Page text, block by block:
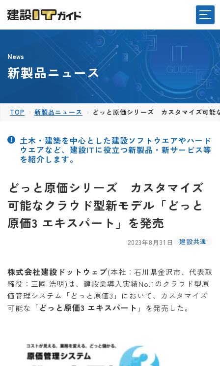
News
新製品ニュース
TOP 新製品ニュース どっと原価シリーズ カスタマイズ可能
土木・建築を中心とした建設ソフトウエアやハード
ウエアなど、建設ITに役立つ新製品・新サービス等
を紹介します。
どっと原価シリーズ カスタマイズ
可能なクラウド型新モデル「どっと
原価3 エキスパート」を発売
2023年8月31日 建設共通
株式会社建設ドットウェブ(本社：石川県金沢市、代表取
締役：三國 浩明)は、建設業導入実績No.1のクラウド型原
価管理システム「どっと原価3」において、カスタマイズ
可能な「どっと原価3 エキスパート 」を発売した。